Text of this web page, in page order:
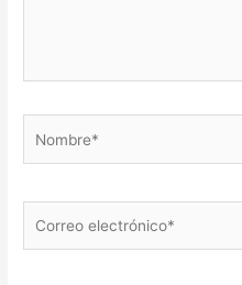
electrónico*